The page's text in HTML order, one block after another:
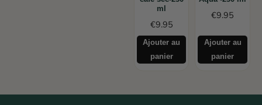
ml
€9.95
Ajouter au
panier
€9.95
Ajouter au
panier